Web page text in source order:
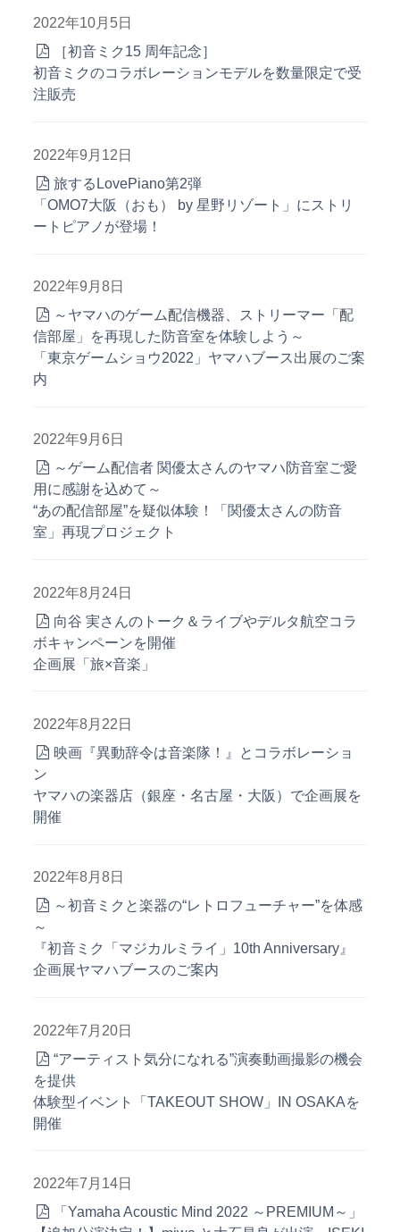
2022年10月5日
［初音ミク15 周年記念］
初音ミクのコラボレーションモデルを数量限定で受
注販売
2022年9月12日
旅するLovePiano第2弾
「OMO7大阪（おも） by 星野リゾート」にストリ
ートピアノが登場！
2022年9月8日
～ヤマハのゲーム配信機器、ストリーマー「配
信部屋」を再現した防音室を体験しよう～
「東京ゲームショウ2022」ヤマハブース出展のご案
内
2022年9月6日
～ゲーム配信者 関優太さんのヤマハ防音室ご愛
用に感謝を込めて～
“あの配信部屋”を疑似体験！「関優太さんの防音
室」再現プロジェクト
2022年8月24日
向谷 実さんのトーク＆ライブやデルタ航空コラ
ボキャンペーンを開催
企画展「旅×音楽」
2022年8月22日
映画『異動辞令は音楽隊！』とコラボレーショ
ン
ヤマハの楽器店（銀座・名古屋・大阪）で企画展を
開催
2022年8月8日
～初音ミクと楽器の“レトロフューチャー”を体感
～
『初音ミク「マジカルミライ」10th Anniversary』
企画展ヤマハブースのご案内
2022年7月20日
“アーティスト気分になれる”演奏動画撮影の機会
を提供
体験型イベント「TAKEOUT SHOW」IN OSAKAを
開催
2022年7月14日
「Yamaha Acoustic Mind 2022 ～PREMIUM～」